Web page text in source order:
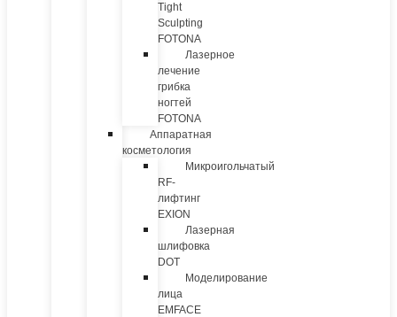
Tight
Sculpting
FOTONA
Лазерное
лечение
грибка
ногтей
FOTONA
Аппаратная
косметология
Микроигольчатый
RF-
лифтинг
EXION
Лазерная
шлифовка
DOT
Моделирование
лица
EMFACE